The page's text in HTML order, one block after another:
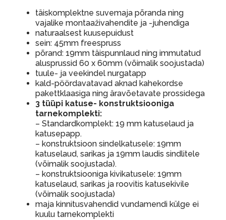
täiskomplektne suvemaja põranda ning
vajalike montaaživahendite ja -juhendiga
naturaalsest kuusepuidust
sein: 45mm freespruss
põrand: 19mm täispunnlaud ning immutatud
alusprussid 60 x 60mm (võimalik soojustada)
tuule- ja veekindel nurgatapp
kald-pöördavatavad aknad kahekordse
pakettklaasiga ning äravõetavate prossidega
3 tüüpi katuse- konstruktsiooniga
tarnekomplekti:
– Standardkomplekt: 19 mm katuselaud ja
katusepapp.
– konstruktsioon sindelkatusele: 19mm
katuselaud, sarikas ja 19mm laudis sindlitele
(võimalik soojustada).
– konstruktsiooniga kivikatusele: 19mm
katuselaud, sarikas ja roovitis katusekivile
(võimalik soojustada)
maja kinnitusvahendid vundamendi külge ei
kuulu tarnekomplekti